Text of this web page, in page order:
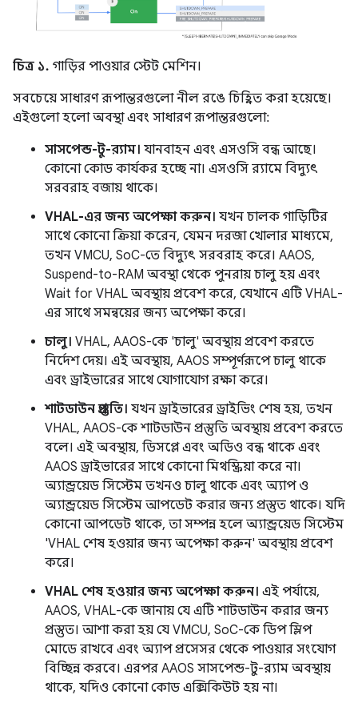
চিত্র ১. গাড়ির পাওয়ার স্টেট মেশিন।
সবচেয়ে সাধারণ রূপান্তরগুলো নীল রঙে চিহ্নিত করা হয়েছে।
এইগুলো হলো অবস্থা এবং সাধারণ রূপান্তরগুলো:
সাসপেন্ড-টু-র‍্যাম। যানবাহন এবং এসওসি বন্ধ আছে।
কোনো কোড কার্যকর হচ্ছে না। এসওসি র‍্যামে বিদ্যুৎ
সরবরাহ বজায় থাকে।
VHAL-এর জন্য অপেক্ষা করুন। যখন চালক গাড়িটির
সাথে কোনো ক্রিয়া করেন, যেমন দরজা খোলার মাধ্যমে,
তখন VMCU, SoC-তে বিদ্যুৎ সরবরাহ করে। AAOS,
Suspend-to-RAM অবস্থা থেকে পুনরায় চালু হয় এবং
Wait for VHAL অবস্থায় প্রবেশ করে, যেখানে এটি VHAL-
এর সাথে সমন্বয়ের জন্য অপেক্ষা করে।
চালু। VHAL, AAOS-কে 'চালু' অবস্থায় প্রবেশ করতে
নির্দেশ দেয়। এই অবস্থায়, AAOS সম্পূর্ণরূপে চালু থাকে
এবং ড্রাইভারের সাথে যোগাযোগ রক্ষা করে।
শাটডাউন প্রস্তুতি। যখন ড্রাইভারের ড্রাইভিং শেষ হয়, তখন
VHAL, AAOS-কে শাটডাউন প্রস্তুতি অবস্থায় প্রবেশ করতে
বলে। এই অবস্থায়, ডিসপ্লে এবং অডিও বন্ধ থাকে এবং
AAOS ড্রাইভারের সাথে কোনো মিথস্ক্রিয়া করে না।
অ্যান্ড্রয়েড সিস্টেম তখনও চালু থাকে এবং অ্যাপ ও
অ্যান্ড্রয়েড সিস্টেম আপডেট করার জন্য প্রস্তুত থাকে। যদি
কোনো আপডেট থাকে, তা সম্পন্ন হলে অ্যান্ড্রয়েড সিস্টেম
'VHAL শেষ হওয়ার জন্য অপেক্ষা করুন' অবস্থায় প্রবেশ
করে।
VHAL শেষ হওয়ার জন্য অপেক্ষা করুন। এই পর্যায়ে,
AAOS, VHAL-কে জানায় যে এটি শাটডাউন করার জন্য
প্রস্তুত। আশা করা হয় যে VMCU, SoC-কে ডিপ স্লিপ
মোডে রাখবে এবং অ্যাপ প্রসেসর থেকে পাওয়ার সংযোগ
বিচ্ছিন্ন করবে। এরপর AAOS সাসপেন্ড-টু-র‍্যাম অবস্থায়
থাকে, যদিও কোনো কোড এক্সিকিউট হয় না।